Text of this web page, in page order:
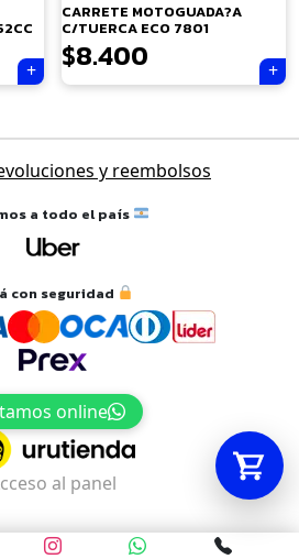
CARRETE MOTOGUADA?A
C/TUERCA ECO 7801
$8.400
y reembolsos
a todo el país
con seguridad
online
al panel
está vacío.
producto y aparecerá acá
automáticamente.